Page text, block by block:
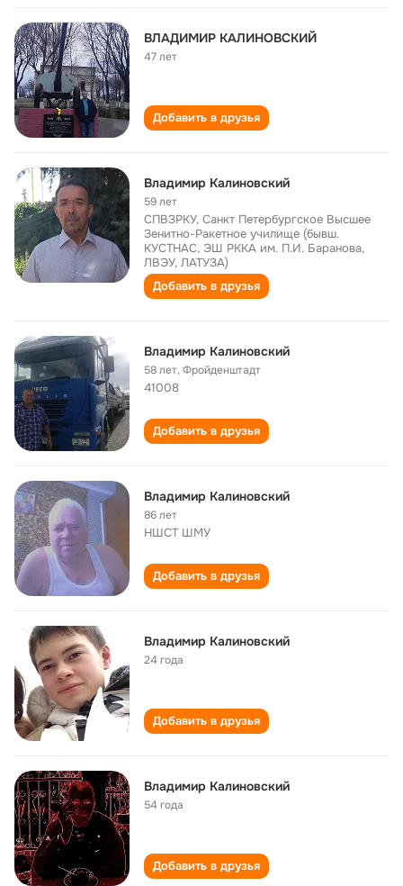
ВЛАДИМИР КАЛИНОВСКИЙ
47 лет
Добавить в друзья
Владимир Калиновский
59 лет
СПВЗРКУ, Санкт Петербургское Высшее
Зенитно-Ракетное училище (бывш.
КУСТНАС, ЭШ РККА им. П.И. Баранова,
ЛВЭУ, ЛАТУЗА)
Добавить в друзья
Владимир Калиновский
58 лет,Фройденштадт
41008
Добавить в друзья
Владимир Калиновский
86 лет
НШСТ ШМУ
Добавить в друзья
Владимир Калиновский
24 года
Добавить в друзья
Владимир Калиновский
54 года
Добавить в друзья